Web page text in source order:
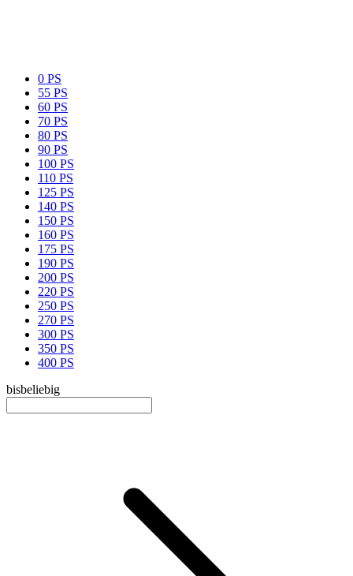
0 PS
55 PS
60 PS
70 PS
80 PS
90 PS
100 PS
110 PS
125 PS
140 PS
150 PS
160 PS
175 PS
190 PS
200 PS
220 PS
250 PS
270 PS
300 PS
350 PS
400 PS
bisbeliebig